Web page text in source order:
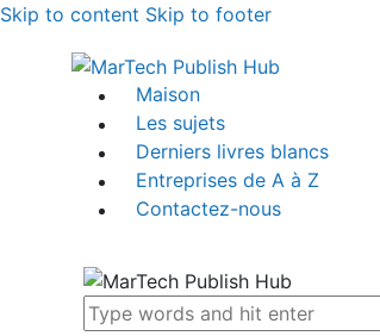
Skip to content Skip to footer
Maison
Les sujets
Derniers livres blancs
Entreprises de A à Z
Contactez-nous